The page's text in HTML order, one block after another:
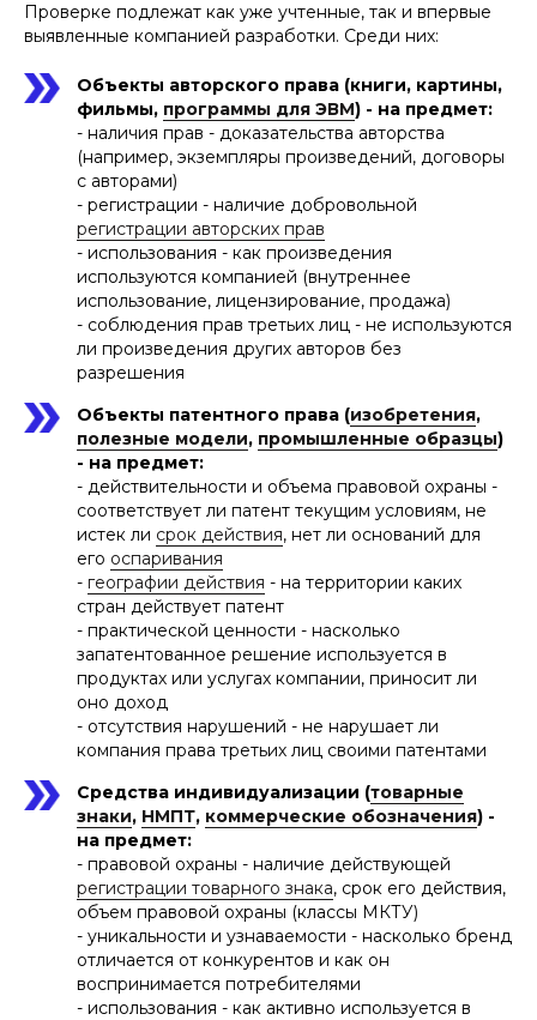
Проверке подлежат как уже учтенные, так и впервые
выявленные компанией разработки. Среди них:
Объекты авторского права (книги, картины,
фильмы, программы для ЭВМ) - на предмет:
- наличия прав - доказательства авторства
(например, экземпляры произведений, договоры
с авторами)
- регистрации - наличие добровольной
регистрации авторских прав
- использования - как произведения
используются компанией (внутреннее
использование, лицензирование, продажа)
- соблюдения прав третьих лиц - не используются
ли произведения других авторов без
разрешения
Объекты патентного права (изобретения,
полезные модели, промышленные образцы)
- на предмет:
- действительности и объема правовой охраны -
соответствует ли патент текущим условиям, не
истек ли срок действия, нет ли оснований для
его оспаривания
- географии действия - на территории каких
стран действует патент
- практической ценности - насколько
запатентованное решение используется в
продуктах или услугах компании, приносит ли
оно доход
- отсутствия нарушений - не нарушает ли
компания права третьих лиц своими патентами
Средства индивидуализации (товарные
знаки, НМПТ, коммерческие обозначения) -
на предмет:
- правовой охраны - наличие действующей
регистрации товарного знака, срок его действия,
объем правовой охраны (классы МКТУ)
- уникальности и узнаваемости - насколько бренд
отличается от конкурентов и как он
воспринимается потребителями
- использования - как активно используется в